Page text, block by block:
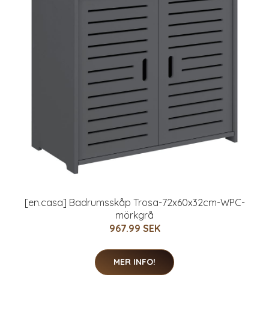
[en.casa] Badrumsskåp Trosa-72x60x32cm-WPC-
mörkgrå
967.99 SEK
MER INFO!